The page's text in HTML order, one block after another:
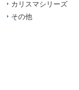
カリスマシリーズ
その他